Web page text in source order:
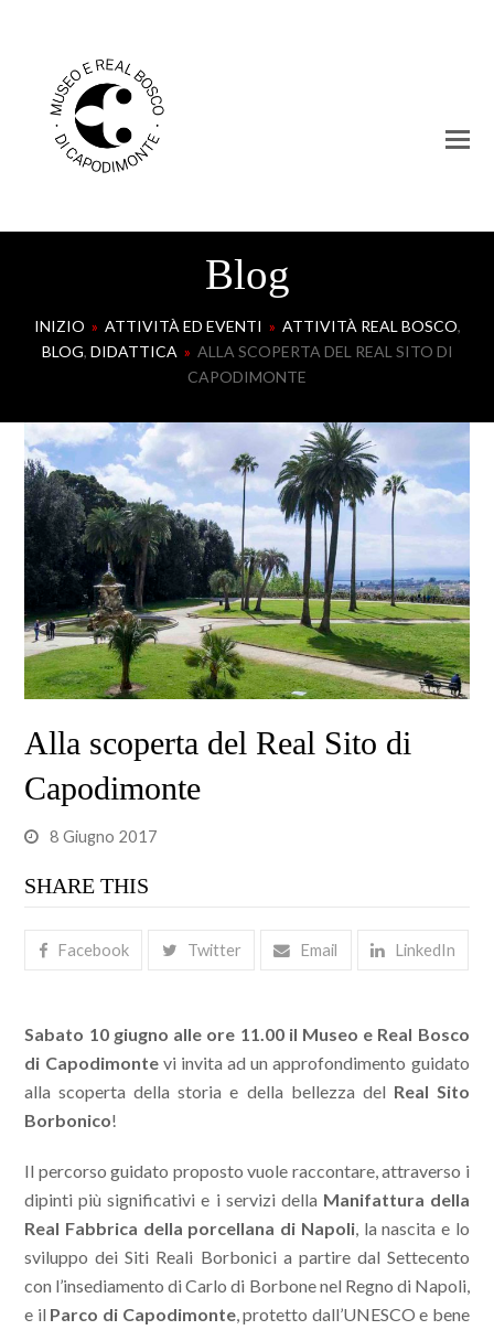
Blog
INIZIO » ATTIVITÀ ED EVENTI » ATTIVITÀ REAL BOSCO,
BLOG, DIDATTICA » ALLA SCOPERTA DEL REAL SITO DI
CAPODIMONTE
Alla scoperta del Real Sito di
Capodimonte
8 Giugno 2017
SHARE THIS
Facebook Twitter Email LinkedIn
Sabato 10 giugno alle ore 11.00 il Museo e Real Bosco
di Capodimontevi invita ad un approfondimento guidato
alla scoperta della storia e della bellezza del Real Sito
Borbonico!
Il percorso guidato proposto vuole raccontare, attraverso i
dipinti più significativi e i servizi della Manifattura della
Real Fabbrica della porcellana di Napoli, la nascita e lo
sviluppo dei Siti Reali Borbonici a partire dal Settecento
con l’insediamento di Carlo di Borbone nel Regno di Napoli,
e il Parco di Capodimonte, protetto dall’UNESCO e bene